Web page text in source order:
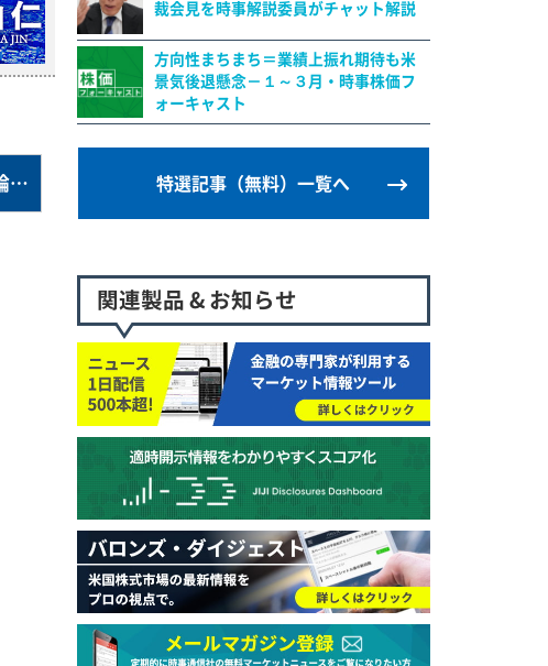
前の特選記事：米で投資会社への規制強化論強まる＝当局は実態調査に着手―アルケゴス問題で
裁会見を時事解説委員がチャット解説
方向性まちまち＝業績上振れ期待も米
景気後退懸念－１～３月・時事株価フ
ォーキャスト
特選記事（無料）一覧へ
関連製品 & お知らせ